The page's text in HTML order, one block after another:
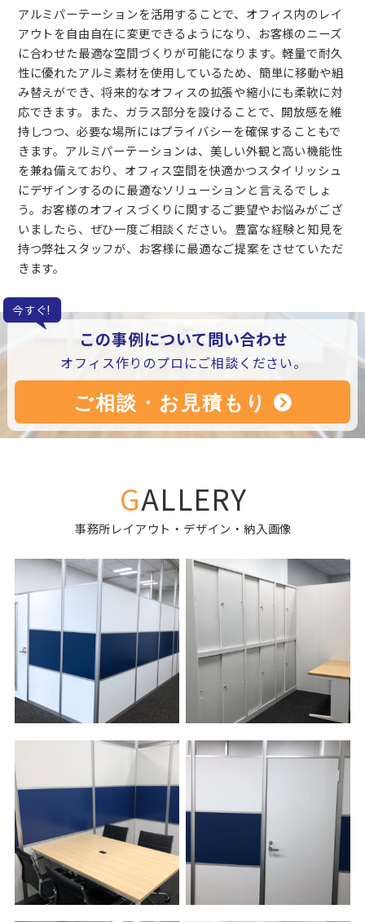
アルミパーテーションを活用することで、オフィス内のレイ
アウトを自由自在に変更できるようになり、お客様のニーズ
に合わせた最適な空間づくりが可能になります。軽量で耐久
性に優れたアルミ素材を使用しているため、簡単に移動や組
み替えができ、将来的なオフィスの拡張や縮小にも柔軟に対
応できます。また、ガラス部分を設けることで、開放感を維
持しつつ、必要な場所にはプライバシーを確保することもで
きます。アルミパーテーションは、美しい外観と高い機能性
を兼ね備えており、オフィス空間を快適かつスタイリッシュ
にデザインするのに最適なソリューションと言えるでしょ
う。お客様のオフィスづくりに関するご要望やお悩みがござ
いましたら、ぜひ一度ご相談ください。豊富な経験と知見を
持つ弊社スタッフが、お客様に最適なご提案をさせていただ
きます。
今すぐ!
この事例について問い合わせ
オフィス作りのプロにご相談ください。
GALLERY
事務所レイアウト・デザイン・納入画像